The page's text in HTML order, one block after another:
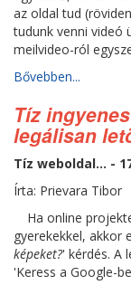
az oldal tud
tudunk venni videó
meilvideo-ról
Bővebben...
Tíz
legálisan
Tíz weboldal... -
Írta: Prievara Tibor
Ha online
gyerekekkel, akkor
képeket?' kérdés. A
'Keress a Google-